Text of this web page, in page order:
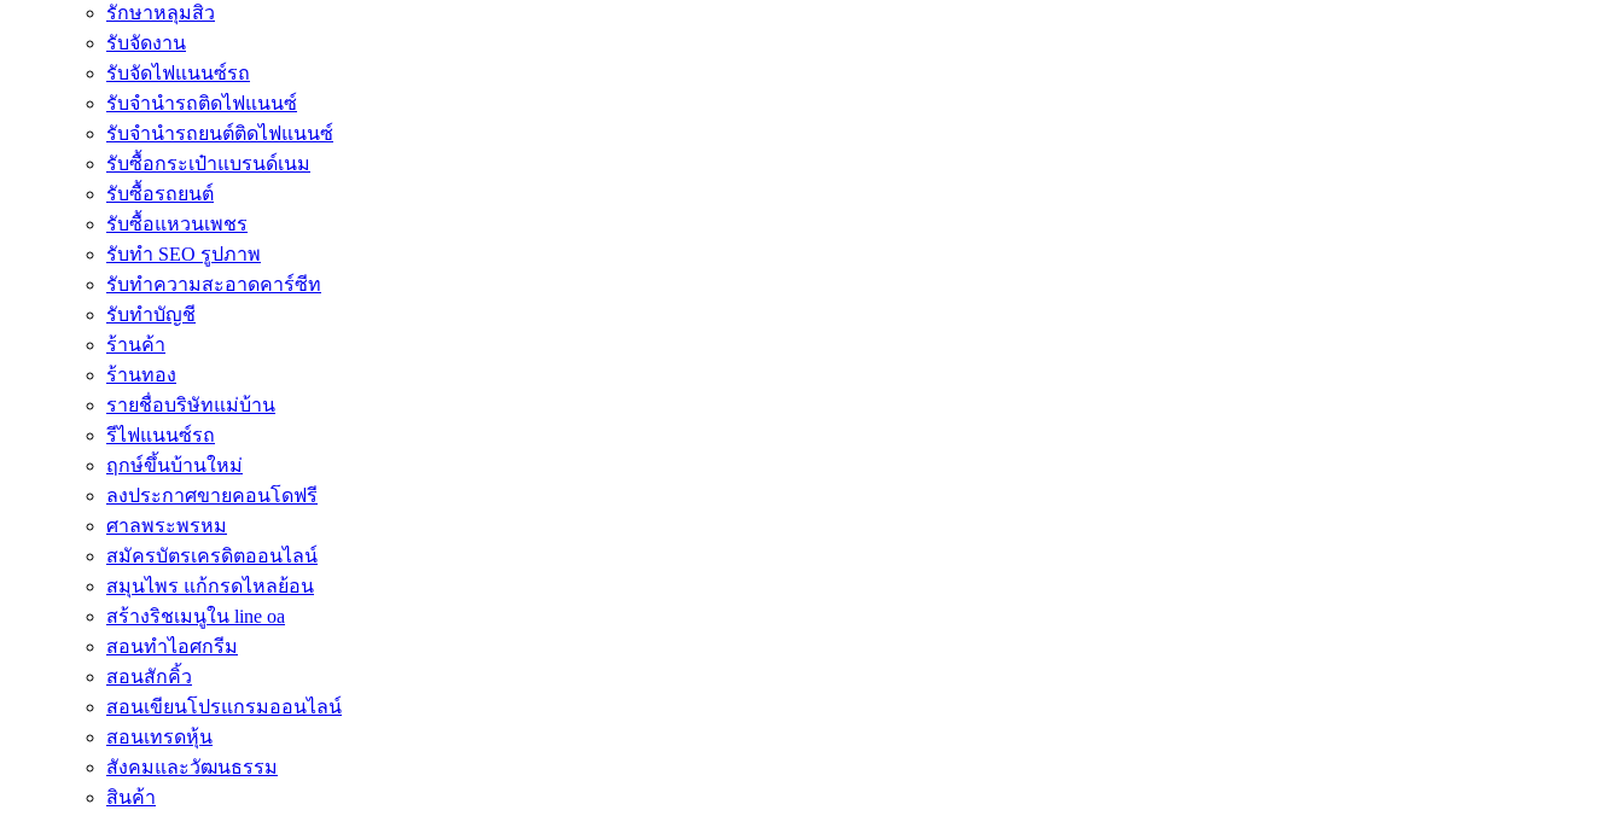
รักษาหลุมสิว
รับจัดงาน
รับจัดไฟแนนซ์รถ
รับจำนำรถติดไฟแนนซ์
รับจํานํารถยนต์ติดไฟแนนซ์
รับซื้อกระเป๋าแบรนด์เนม
รับซื้อรถยนต์
รับซื้อแหวนเพชร
รับทำ SEO รูปภาพ
รับทำความสะอาดคาร์ซีท
รับทำบัญชี
ร้านค้า
ร้านทอง
รายชื่อบริษัทแม่บ้าน
รีไฟแนนซ์รถ
ฤกษ์ขึ้นบ้านใหม่
ลงประกาศขายคอนโดฟรี
ศาลพระพรหม
สมัครบัตรเครดิตออนไลน์
สมุนไพร แก้กรดไหลย้อน
สร้างริชเมนูใน line oa
สอนทำไอศกรีม
สอนสักคิ้ว
สอนเขียนโปรแกรมออนไลน์
สอนเทรดหุ้น
สังคมและวัฒนธรรม
สินค้า